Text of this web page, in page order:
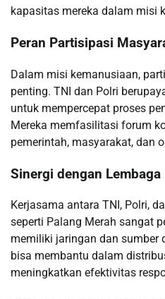
kapasitas mereka dalam misi
Peran Partisipasi
Dalam misi kemanusiaan,
penting. TNI dan Polri
untuk mempercepat proses
Mereka memfasilitasi forum
pemerintah, masyarakat, dan
Sinergi dengan
Kerjasama antara TNI, Polri,
seperti Palang Merah sangat
memiliki jaringan dan sumber
bisa membantu dalam
meningkatkan efektivitas